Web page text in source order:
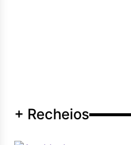
+ Recheios